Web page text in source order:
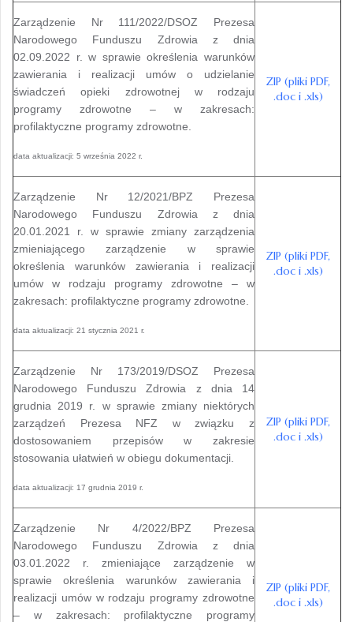
Zarządzenie Nr 111/2022/DSOZ Prezesa
Narodowego Funduszu Zdrowia z dnia
02.09.2022 r. w sprawie określenia warunków
zawierania i realizacji umów o udzielanie
świadczeń opieki zdrowotnej w rodzaju
programy zdrowotne – w zakresach:
profilaktyczne programy zdrowotne.
data aktualizacji: 5 września 2022 r.
ZIP (pliki PDF,
.doc i .xls)
Zarządzenie Nr 12/2021/BPZ Prezesa
Narodowego Funduszu Zdrowia z dnia
20.01.2021 r. w sprawie zmiany zarządzenia
zmieniającego zarządzenie w sprawie
określenia warunków zawierania i realizacji
umów w rodzaju programy zdrowotne – w
zakresach: profilaktyczne programy zdrowotne.
data aktualizacji: 21 stycznia 2021 r.
ZIP (pliki PDF,
.doc i .xls)
Zarządzenie Nr 173/2019/DSOZ Prezesa
Narodowego Funduszu Zdrowia z dnia 14
grudnia 2019 r. w sprawie zmiany niektórych
zarządzeń Prezesa NFZ w związku z
dostosowaniem przepisów w zakresie
stosowania ułatwień w obiegu dokumentacji.
data aktualizacji: 17 grudnia 2019 r.
ZIP (pliki PDF,
.doc i .xls)
Zarządzenie Nr 4/2022/BPZ Prezesa
Narodowego Funduszu Zdrowia z dnia
03.01.2022 r. zmieniające zarządzenie w
sprawie określenia warunków zawierania i
realizacji umów w rodzaju programy zdrowotne
– w zakresach: profilaktyczne programy
ZIP (pliki PDF,
.doc i .xls)